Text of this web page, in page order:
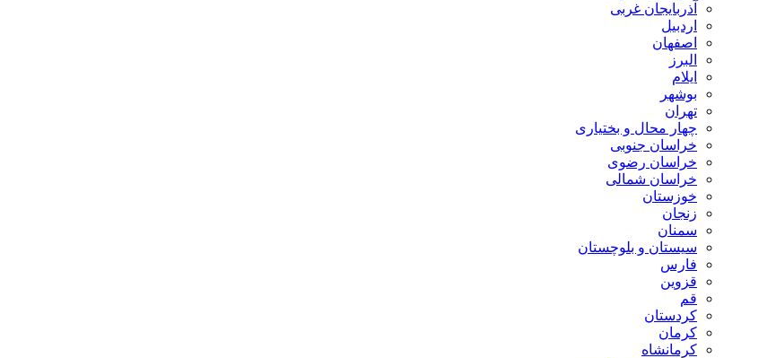
آذربایجان غربی
اردبیل
اصفهان
البرز
ایلام
بوشهر
تهران
چهار محال و بختیاری
خراسان جنوبی
خراسان رضوی
خراسان شمالی
خوزستان
زنجان
سمنان
سیستان و بلوچستان
فارس
قزوین
قم
کردستان
کرمان
کرمانشاه